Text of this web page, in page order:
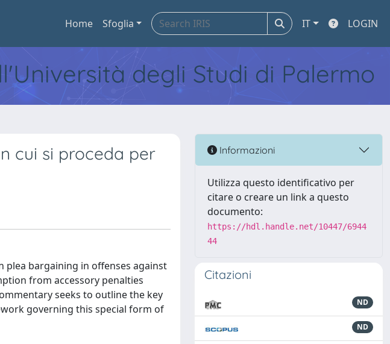
Home Sfoglia IT LOGIN
degli Studi di Palermo
cui si proceda per
plea bargaining in offenses against
from accessory penalties
seeks to outline the key
governing this special form of
Informazioni
Utilizza questo identificativo per
citare o creare un link a questo
documento:
https://hdl.handle.net/10447/6944
44
Citazioni
ND
ND